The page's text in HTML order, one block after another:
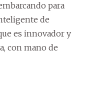
para
de
es innovador y
con mano de